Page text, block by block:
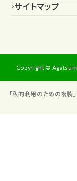
サイトマップ
Copyright ©
「私的利用のための複製